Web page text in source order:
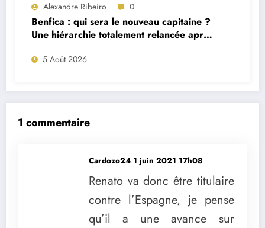
Alexandre Ribeiro 0
Benfica : qui sera le nouveau capitaine ?
Une hiérarchie totalement relancée après
deux départs majeurs
5 Août 2026
1 commentaire
Cardozo24 1 juin 2021 17h08
Renato va donc être titulaire
contre l’Espagne, je pense
qu’il a une avance sur